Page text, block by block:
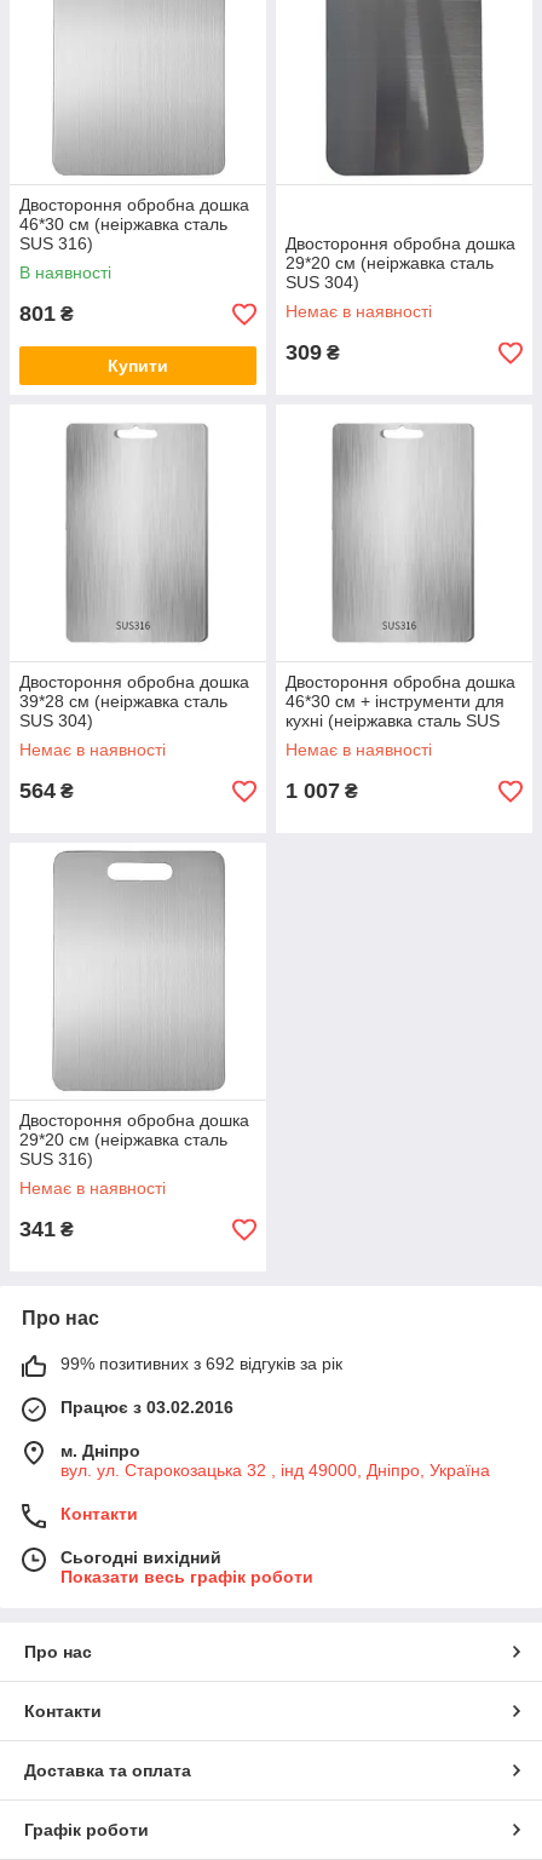
Двостороння обробна дошка
46*30 см (неіржавка сталь
SUS 316)
В наявності
801 ₴
Купити
Двостороння обробна дошка
29*20 см (неіржавка сталь
SUS 304)
Немає в наявності
309 ₴
Двостороння обробна дошка
39*28 см (неіржавка сталь
SUS 304)
Немає в наявності
564 ₴
Двостороння обробна дошка
46*30 см + інструменти для
кухні (неіржавка сталь SUS
304)
Немає в наявності
1 007 ₴
Двостороння обробна дошка
29*20 см (неіржавка сталь
SUS 316)
Немає в наявності
341 ₴
Про нас
99% позитивних з 692 відгуків за рік
Працює з 03.02.2016
м. Дніпро
вул. ул. Старокозацька 32 , інд 49000, Дніпро, Україна
Контакти
Сьогодні вихідний
Показати весь графік роботи
Про нас
Контакти
Доставка та оплата
Графік роботи